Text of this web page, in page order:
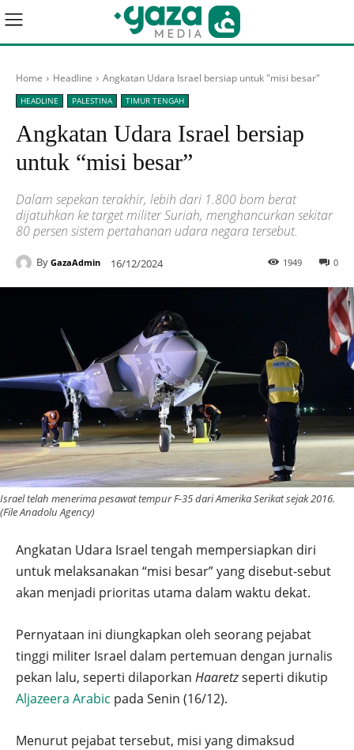
Home Headline Angkatan Udara Israel bersiap untuk "misi besar"
HEADLINE PALESTINA TIMUR TENGAH
Angkatan Udara Israel bersiap
untuk “misi besar”
Dalam sepekan terakhir, lebih dari 1.800 bom berat
dijatuhkan ke target militer Suriah, menghancurkan sekitar
80 persen sistem pertahanan udara negara tersebut.
By GazaAdmin 16/12/2024 0
1949
Israel telah menerima pesawat tempur F-35 dari Amerika Serikat sejak 2016.
(File Anadolu Agency)
Angkatan Udara Israel tengah mempersiapkan diri
untuk melaksanakan “misi besar” yang disebut-sebut
akan menjadi prioritas utama dalam waktu dekat.
Pernyataan ini diungkapkan oleh seorang pejabat
tinggi militer Israel dalam pertemuan dengan jurnalis
pekan lalu, seperti dilaporkan Haaretzseperti dikutip
Aljazeera Arabic pada Senin (16/12).
Menurut pejabat tersebut, misi yang dimaksud